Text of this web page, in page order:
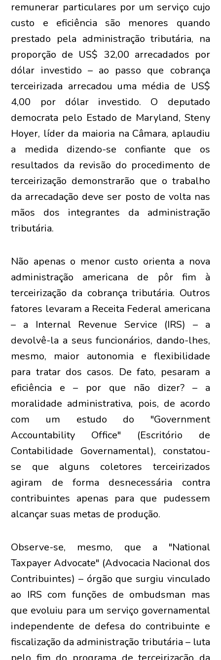
remunerar particulares por um serviço cujo
custo e eficiência são menores quando
prestado pela administração tributária, na
proporção de US$ 32,00 arrecadados por
dólar investido – ao passo que cobrança
terceirizada arrecadou uma média de US$
4,00 por dólar investido. O deputado
democrata pelo Estado de Maryland, Steny
Hoyer, líder da maioria na Câmara, aplaudiu
a medida dizendo-se confiante que os
resultados da revisão do procedimento de
terceirização demonstrarão que o trabalho
da arrecadação deve ser posto de volta nas
mãos dos integrantes da administração
tributária.
Não apenas o menor custo orienta a nova
administração americana de pôr fim à
terceirização da cobrança tributária. Outros
fatores levaram a Receita Federal americana
– a Internal Revenue Service (IRS) – a
devolvê-la a seus funcionários, dando-lhes,
mesmo, maior autonomia e flexibilidade
para tratar dos casos. De fato, pesaram a
eficiência e – por que não dizer? – a
moralidade administrativa, pois, de acordo
com um estudo do "Government
Accountability Office" (Escritório de
Contabilidade Governamental), constatou-
se que alguns coletores terceirizados
agiram de forma desnecessária contra
contribuintes apenas para que pudessem
alcançar suas metas de produção.
Observe-se, mesmo, que a "National
Taxpayer Advocate" (Advocacia Nacional dos
Contribuintes) – órgão que surgiu vinculado
ao IRS com funções de ombudsman mas
que evoluiu para um serviço governamental
independente de defesa do contribuinte e
fiscalização da administração tributária – luta